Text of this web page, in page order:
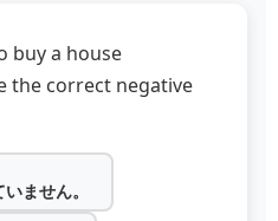
buy a house
the correct negative
ません。